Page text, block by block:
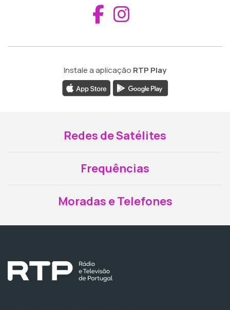
Aceder ao
Instale a aplicação RTP Play
Redes de Satélites
Frequências
Moradas e Telefones